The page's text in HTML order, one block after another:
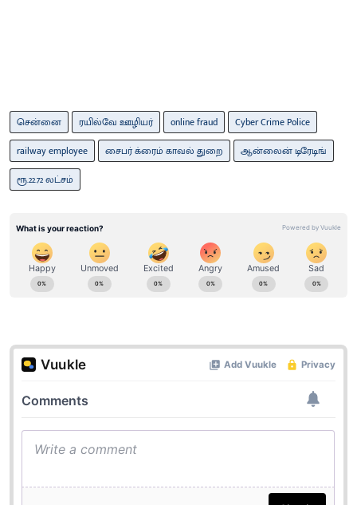
சென்னை ரயில்வே ஊழியர் online fraud
Cyber ​​Crime Police
railway employee
சைபர் க்ரைம் காவல் துறை
ஆன்லைன் டிரேடிங்
ரூ.22.72 லட்சம்